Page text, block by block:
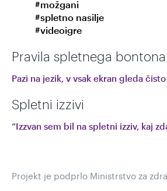
#možgani
#spletno nasilje
#videoigre
Pravila spletnega bontona
Pazi na jezik, v vsak ekran gleda
Spletni izzivi
“Izzvan sem bil na spletni izziv, kaj
Projekt je podprlo Ministrstvo za